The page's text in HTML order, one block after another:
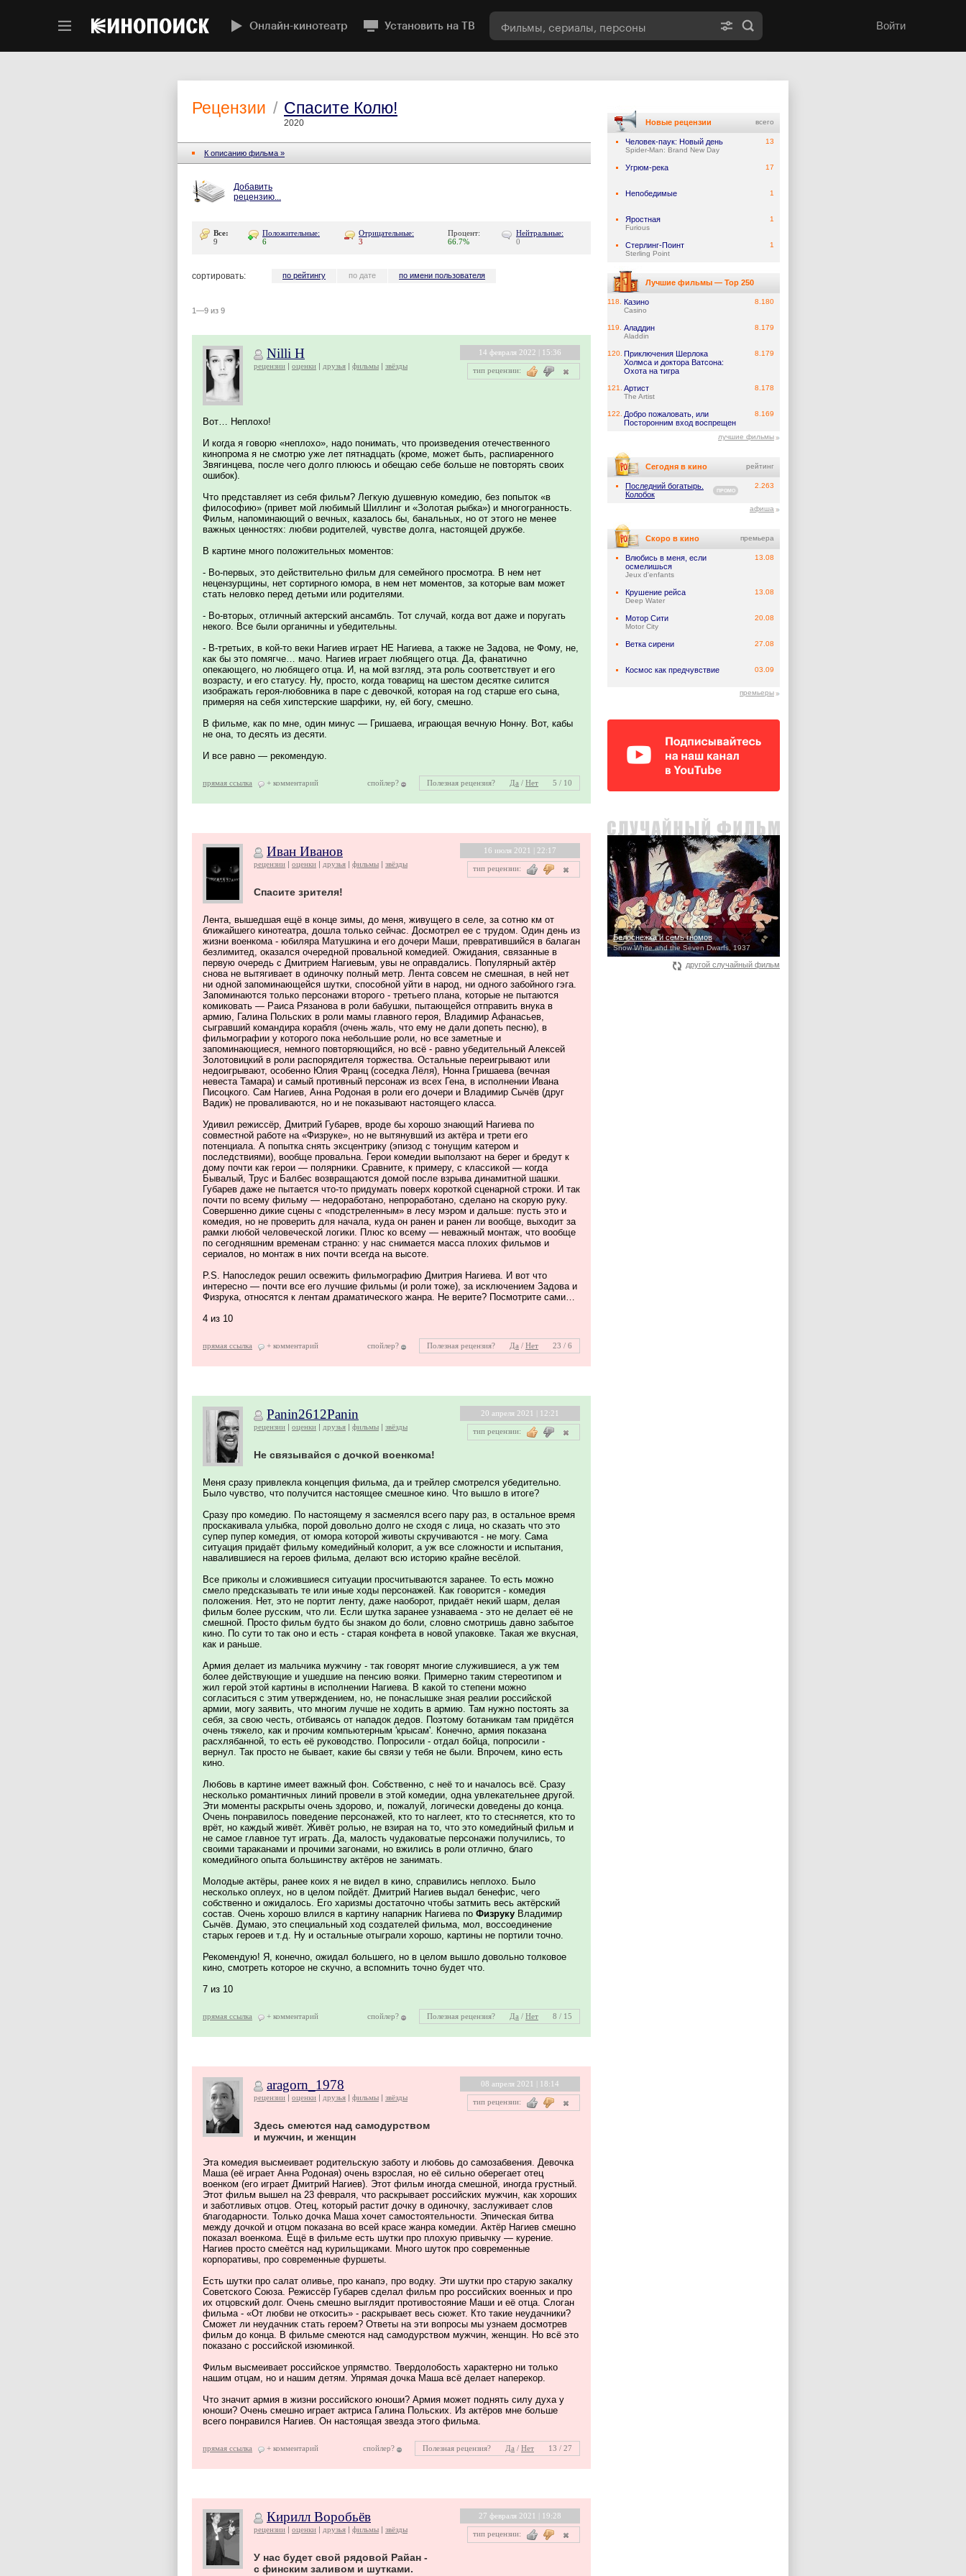
Онлайн-кинотеатр Установить на ТВ Войти
Рецензии / Спасите Колю!
2020
К описанию фильма »
Добавить
рецензию...
Все:
9
Положительные:
6
Отрицательные:
3
Процент:
66.7%
Нейтральные:
0
сортировать: по рейтингу по дате по имени пользователя
1—9 из 9
Nilli H
рецензии оценки друзья фильмы звёзды
Вот… Неплохо!
И когда я говорю «неплохо», надо понимать, что произведения отечественного
кинопрома я не смотрю уже лет пятнадцать (кроме, может быть, распиаренного
Звягинцева, после чего долго плююсь и обещаю себе больше не повторять своих
ошибок).
Что представляет из себя фильм? Легкую душевную комедию, без попыток «в
философию» (привет мой любимый Шиллинг и «Золотая рыбка») и многогранность.
Фильм, напоминающий о вечных, казалось бы, банальных, но от этого не менее
важных ценностях: любви родителей, чувстве долга, настоящей дружбе.
В картине много положительных моментов:
- Во-первых, это действительно фильм для семейного просмотра. В нем нет
нецензурщины, нет сортирного юмора, в нем нет моментов, за которые вам может
стать неловко перед детьми или родителями.
- Во-вторых, отличный актерский ансамбль. Тот случай, когда вот даже и поругать
некого. Все были органичны и убедительны.
- В-третьих, в кой-то веки Нагиев играет НЕ Нагиева, а также не Задова, не Фому, не,
как бы это помягче… мачо. Нагиев играет любящего отца. Да, фанатично
опекающего, но любящего отца. И, на мой взгляд, эта роль соответствует и его
возрасту, и его статусу. Ну, просто, когда товарищ на шестом десятке силится
изображать героя-любовника в паре с девочкой, которая на год старше его сына,
примеряя на себя хипстерские шарфики, ну, ей богу, смешно.
В фильме, как по мне, один минус — Гришаева, играющая вечную Нонну. Вот, кабы
не она, то десять из десяти.
И все равно — рекомендую.
прямая ссылка + комментарий Полезная рецензия?
спойлер? Да / Нет 5 / 10
14 февраля 2022 | 15:36
тип рецензии:
Иван Иванов
рецензии оценки друзья фильмы звёзды
Спасите зрителя!
Лента, вышедшая ещё в конце зимы, до меня, живущего в селе, за сотню км от
ближайшего кинотеатра, дошла только сейчас. Досмотрел ее с трудом. Один день из
жизни военкома - юбиляра Матушкина и его дочери Маши, превратившийся в балаган
безлимитед, оказался очередной провальной комедией. Ожидания, связанные в
первую очередь с Дмитрием Нагиевым, увы не оправдались. Популярный актёр
снова не вытягивает в одиночку полный метр. Лента совсем не смешная, в ней нет
ни одной запоминающейся шутки, способной уйти в народ, ни одного забойного гэга.
Запоминаются только персонажи второго - третьего плана, которые не пытаются
комиковать — Раиса Рязанова в роли бабушки, пытающейся отправить внука в
армию, Галина Польских в роли мамы главного героя, Владимир Афанасьев,
сыгравший командира корабля (очень жаль, что ему не дали допеть песню), в
фильмографии у которого пока небольшие роли, но все заметные и
запоминающиеся, немного повторяющийся, но всё - равно убедительный Алексей
Золотовицкий в роли распорядителя торжества. Остальные переигрывают или
недоигрывают, особенно Юлия Франц (соседка Лёля), Нонна Гришаева (вечная
невеста Тамара) и самый противный персонаж из всех Гена, в исполнении Ивана
Писоцкого. Сам Нагиев, Анна Родоная в роли его дочери и Владимир Сычёв (друг
Вадик) не проваливаются, но и не показывают настоящего класса.
Удивил режиссёр, Дмитрий Губарев, вроде бы хорошо знающий Нагиева по
совместной работе на «Физруке», но не вытянувший из актёра и трети его
потенциала. А попытка снять эксцентрику (эпизод с тонущим катером и
последствиями), вообще провальна. Герои комедии выползают на берег и бредут к
дому почти как герои — полярники. Сравните, к примеру, с классикой — когда
Бывалый, Трус и Балбес возвращаются домой после взрыва динамитной шашки.
Губарев даже не пытается что-то придумать поверх короткой сценарной строки. И так
почти по всему фильму — недоработано, непроработано, сделано на скорую руку.
Совершенно дикие сцены с «подстреленным» в лесу мэром и дальше: пусть это и
комедия, но не проверить для начала, куда он ранен и ранен ли вообще, выходит за
рамки любой человеческой логики. Плюс ко всему — неважный монтаж, что вообще
по сегодняшним временам странно: у нас снимается масса плохих фильмов и
сериалов, но монтаж в них почти всегда на высоте.
P.S. Напоследок решил освежить фильмографию Дмитрия Нагиева. И вот что
интересно — почти все его лучшие фильмы (и роли тоже), за исключением Задова и
Физрука, относятся к лентам драматического жанра. Не верите? Посмотрите сами…
4 из 10
прямая ссылка + комментарий Полезная рецензия?
спойлер? Да / Нет 23 / 6
16 июля 2021 | 22:17
тип рецензии:
Panin2612Panin
рецензии оценки друзья фильмы звёзды
Не связывайся с дочкой военкома!
Меня сразу привлекла концепция фильма, да и трейлер смотрелся убедительно.
Было чувство, что получится настоящее смешное кино. Что вышло в итоге?
Сразу про комедию. По настоящему я засмеялся всего пару раз, в остальное время
проскакивала улыбка, порой довольно долго не сходя с лица, но сказать что это
супер пупер комедия, от юмора которой животы скручиваются - не могу. Сама
ситуация придаёт фильму комедийный колорит, а уж все сложности и испытания,
навалившиеся на героев фильма, делают всю историю крайне весёлой.
Все приколы и сложившиеся ситуации просчитываются заранее. То есть можно
смело предсказывать те или иные ходы персонажей. Как говорится - комедия
положения. Нет, это не портит ленту, даже наоборот, придаёт некий шарм, делая
фильм более русским, что ли. Если шутка заранее узнаваема - это не делает её не
смешной. Просто фильм будто бы знаком до боли, словно смотришь давно забытое
кино. По сути то так оно и есть - старая конфета в новой упаковке. Такая же вкусная,
как и раньше.
Армия делает из мальчика мужчину - так говорят многие служившиеся, а уж тем
более действующие и ушедшие на пенсию вояки. Примерно таким стереотипом и
жил герой этой картины в исполнении Нагиева. В какой то степени можно
согласиться с этим утверждением, но, не понаслышке зная реалии российской
армии, могу заявить, что многим лучше не ходить в армию. Там нужно постоять за
себя, за свою честь, отбиваясь от нападок дедов. Поэтому ботаникам там придётся
очень тяжело, как и прочим компьютерным 'крысам'. Конечно, армия показана
расхлябанной, то есть её руководство. Попросили - отдал бойца, попросили -
вернул. Так просто не бывает, какие бы связи у тебя не были. Впрочем, кино есть
кино.
Любовь в картине имеет важный фон. Собственно, с неё то и началось всё. Сразу
несколько романтичных линий провели в этой комедии, одна увлекательнее другой.
Эти моменты раскрыты очень здорово, и, пожалуй, логически доведены до конца.
Очень понравилось поведение персонажей, кто то наглеет, кто то стесняется, кто то
врёт, но каждый живёт. Живёт ролью, не взирая на то, что это комедийный фильм и
не самое главное тут играть. Да, малость чудаковатые персонажи получились, то
своими тараканами и прочими загонами, но вжились в роли отлично, благо
комедийного опыта большинству актёров не занимать.
Молодые актёры, ранее коих я не видел в кино, справились неплохо. Было
несколько оплеух, но в целом пойдёт. Дмитрий Нагиев выдал бенефис, чего
собственно и ожидалось. Его харизмы достаточно чтобы затмить весь актёрский
состав. Очень хорошо влился в картину напарник Нагиева по Физруку Владимир
Сычёв. Думаю, это специальный ход создателей фильма, мол, воссоединение
старых героев и т.д. Ну и остальные отыграли хорошо, картины не портили точно.
Рекомендую! Я, конечно, ожидал большего, но в целом вышло довольно толковое
кино, смотреть которое не скучно, а вспомнить точно будет что.
7 из 10
прямая ссылка + комментарий Полезная рецензия?
спойлер? Да / Нет 8 / 15
20 апреля 2021 | 12:21
тип рецензии:
aragorn_1978
рецензии оценки друзья фильмы звёзды
Здесь смеются над самодурством
и мужчин, и женщин
Эта комедия высмеивает родительскую заботу и любовь до самозабвения. Девочка
Маша (её играет Анна Родоная) очень взрослая, но её сильно оберегает отец
военком (его играет Дмитрий Нагиев). Этот фильм иногда смешной, иногда грустный.
Этот фильм вышел на 23 февраля, что раскрывает российских мужчин, как хороших
и заботливых отцов. Отец, который растит дочку в одиночку, заслуживает слов
благодарности. Только дочка Маша хочет самостоятельности. Эпическая битва
между дочкой и отцом показана во всей красе жанра комедии. Актёр Нагиев смешно
показал военкома. Ещё в фильме есть шутки про плохую привычку — курение.
Нагиев просто смеётся над курильщиками. Много шуток про современные
корпоративы, про современные фуршеты.
Есть шутки про салат оливье, про канапэ, про водку. Эти шутки про старую закалку
Советского Союза. Режиссёр Губарев сделал фильм про российских военных и про
их отцовский долг. Очень смешно выглядит противостояние Маши и её отца. Слоган
фильма - «От любви не откосить» - раскрывает весь сюжет. Кто такие неудачники?
Сможет ли неудачник стать героем? Ответы на эти вопросы мы узнаем досмотрев
фильм до конца. В фильме смеются над самодурством мужчин, женщин. Но всё это
показано с российской изюминкой.
Фильм высмеивает российское упрямство. Твердолобость характерно ни только
нашим отцам, но и нашим детям. Упрямая дочка Маша всё делает наперекор.
Что значит армия в жизни российского юноши? Армия может поднять силу духа у
юноши? Очень смешно играет актриса Галина Польских. Из актёров мне больше
всего понравился Нагиев. Он настоящая звезда этого фильма.
прямая ссылка + комментарий Полезная рецензия?
спойлер? Да / Нет 13 / 27
08 апреля 2021 | 18:14
тип рецензии:
Кирилл Воробьёв
рецензии оценки друзья фильмы звёзды
У нас будет свой рядовой Райан -
с финским заливом и шутками.
27 февраля 2021 | 19:28
тип рецензии:
Новые рецензии всего
Человек-паук: Новый день
Spider-Man: Brand New Day
13
Угрюм-река 17
Непобедимые 1
Яростная
Furious
1
Стерлинг-Поинт
Sterling Point
1
Лучшие фильмы — Top 250
118. Казино
Casino
8.180
119. Аладдин
Aladdin
8.179
120. Приключения Шерлока
Холмса и доктора Ватсона:
Охота на тигра
8.179
121. Артист
The Artist
8.178
122.
Добро пожаловать, или
Посторонним вход воспрещен
8.169
лучшие фильмы
Сегодня в кино рейтинг
Последний богатырь.
Колобок
ПРОМО
2.263
афиша
Скоро в кино премьера
Влюбись в меня, если
осмелишься
Jeux d'enfants
13.08
Крушение рейса
Deep Water
13.08
Мотор Сити
Motor City
20.08
Ветка сирени 27.08
Космос как предчувствие 03.09
премьеры
Белоснежка и семь гномов
Snow White and the Seven Dwarfs, 1937
другой случайный фильм